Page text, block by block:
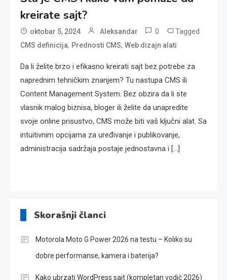
kreirate sajt?
oktobar 5, 2024 Aleksandar 0 Tagged
CMS definicija, Prednosti CMS, Web dizajn alati
Da li želite brzo i efikasno kreirati sajt bez potrebe za
naprednim tehničkim znanjem? Tu nastupa CMS ili
Content Management System. Bez obzira da li ste
vlasnik malog biznisa, bloger ili želite da unapredite
svoje online prisustvo, CMS može biti vaš ključni alat. Sa
intuitivnim opcijama za uređivanje i publikovanje,
administracija sadržaja postaje jednostavna i […]
Skorašnji članci
Motorola Moto G Power 2026 na testu – Koliko su
dobre performanse, kamera i baterija?
Kako ubrzati WordPress sajt (kompletan vodič 2026)